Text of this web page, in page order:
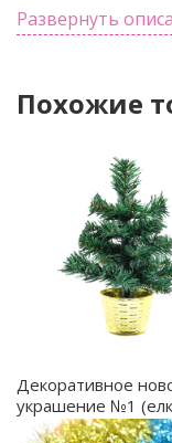
интерьере.
Развернуть
Похожие
Декоративное
украшение №1
SYHHC-032060